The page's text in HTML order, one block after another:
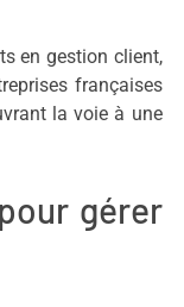
en gestion client,
françaises
la voie à une
gérer